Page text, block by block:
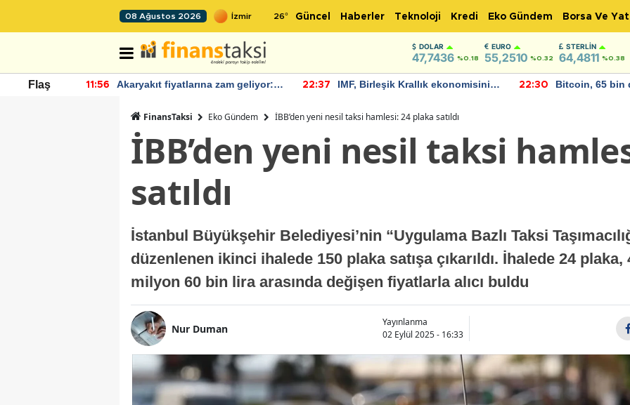
08 Ağustos 2026 26° Güncel Haberler Teknoloji Kredi Eko Gündem Borsa Ve
DOLAR
47,7436 %0.18
EURO
55,2510 %0.32
STERLIN
64,4811 %0.38
Flaş
geliyor: 22:37
IMF, Birleşik Krallık ekonomisinin
öngörüyor
22:30
Bitcoin, 65 bin dolar seviyesinin
22:26
2026 Haziran
FinansTaksi Eko Gündem İBB’den yeni nesil taksi hamlesi: 24 plaka satıldı
İBB’den yeni nesil taksi
satıldı
İstanbul Büyükşehir Belediyesi’nin “Uygulama Bazlı Taksi
düzenlenen ikinci ihalede 150 plaka satışa çıkarıldı. İhalede 24
milyon 60 bin lira arasında değişen fiyatlarla alıcı buldu
Nur Duman
Yayınlanma
02 Eylül 2025 - 16:33